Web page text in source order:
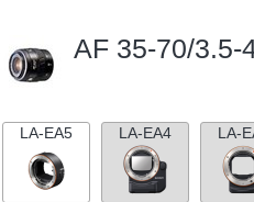
AF 35-70/3.5-
LA-EA5 LA-EA4 LA-